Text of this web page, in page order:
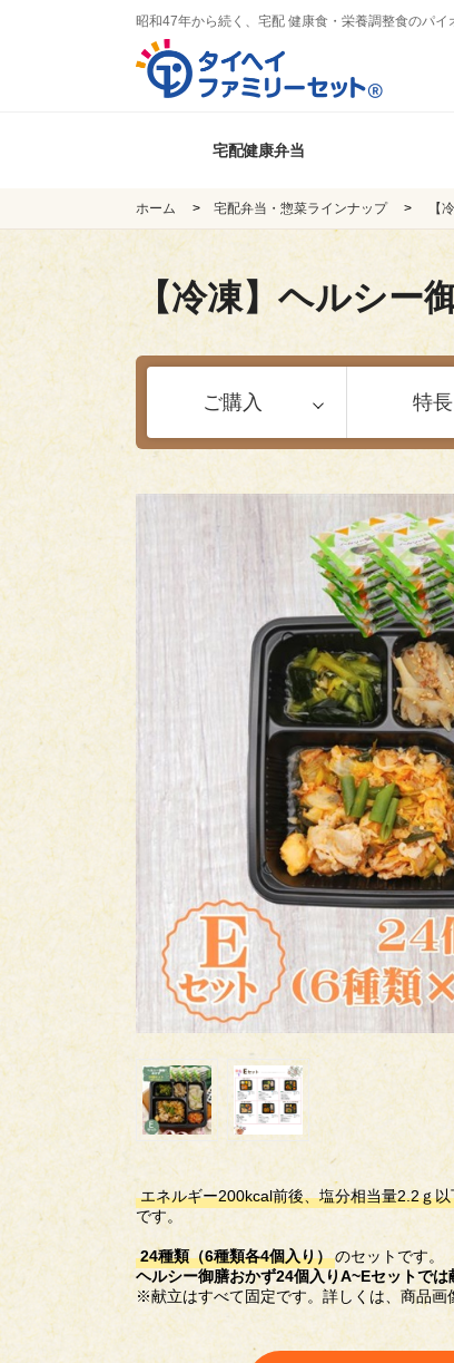
昭和47年から続く、宅配 健康食・栄養調整食のパイ
宅配健康弁当
ホーム 宅配弁当・惣菜ラインナップ 【
【冷凍】ヘルシー
ご購入 特長
エネルギー200kcal前後、塩分相当量2.2ｇ以
です。
24種類（6種類各4個入り） のセットです。
ヘルシー御膳おかず24個入りA~Eセットでは
※献立はすべて固定です。詳しくは、商品画